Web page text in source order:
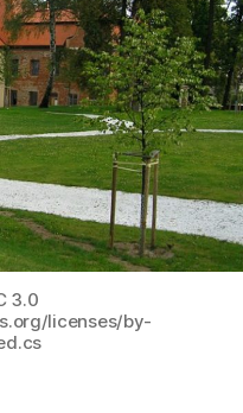
Trutnov
3.0
licenses/by-